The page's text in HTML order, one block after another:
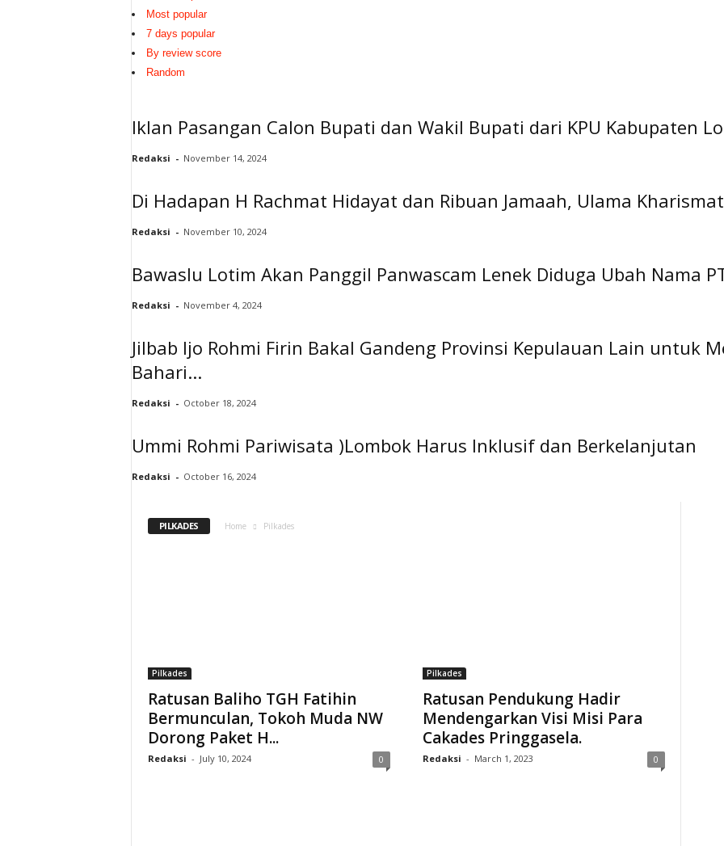
Most popular
7 days popular
By review score
Random
Iklan Pasangan Calon Bupati dan Wakil Bupati dari KPU Kabupaten
Redaksi - November 14, 2024
Di Hadapan H Rachmat Hidayat dan Ribuan Jamaah, Ulama
Redaksi - November 10, 2024
Bawaslu Lotim Akan Panggil Panwascam Lenek Diduga Ubah Nama
Redaksi - November 4, 2024
Jilbab Ijo Rohmi Firin Bakal Gandeng Provinsi Kepulauan Lain untuk
Bahari...
Redaksi - October 18, 2024
Ummi Rohmi Pariwisata )Lombok Harus Inklusif dan Berkelanjutan
Redaksi - October 16, 2024
PILKADES Home Pilkades
Pilkades
Ratusan Baliho TGH Fatihin
Bermunculan, Tokoh Muda NW
Dorong Paket H...
Redaksi - July 10, 2024 0
Pilkades
Ratusan Pendukung Hadir
Mendengarkan Visi Misi Para
Cakades Pringgasela.
Redaksi - March 1, 2023 0